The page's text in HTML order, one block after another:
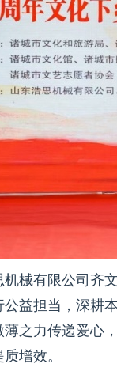
械有限公司齐
益担当，深耕
之力传递爱心
增效。